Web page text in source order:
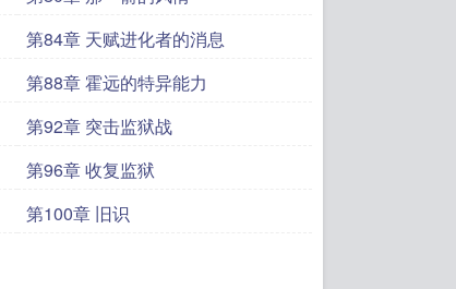
第84章 天赋进化者的消息
第88章 霍远的特异能力
第92章 突击监狱战
第96章 收复监狱
第100章 旧识